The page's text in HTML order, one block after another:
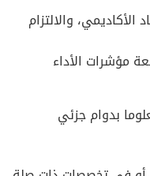
والالتزام
مؤشرات الأداء
بدوام جزئي